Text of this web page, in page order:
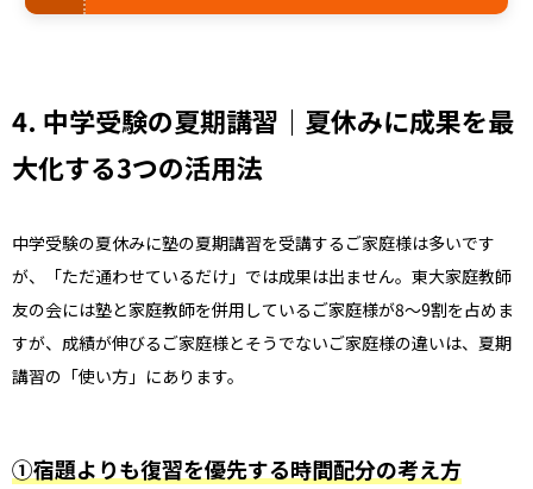
4. 中学受験の夏期講習｜夏休みに成果を最
大化する3つの活用法
中学受験の夏休みに塾の夏期講習を受講するご家庭様は多いです
が、「ただ通わせているだけ」では成果は出ません。東大家庭教師
友の会には塾と家庭教師を併用しているご家庭様が8〜9割を占めま
すが、成績が伸びるご家庭様とそうでないご家庭様の違いは、夏期
講習の「使い方」にあります。
①宿題よりも復習を優先する時間配分の考え方